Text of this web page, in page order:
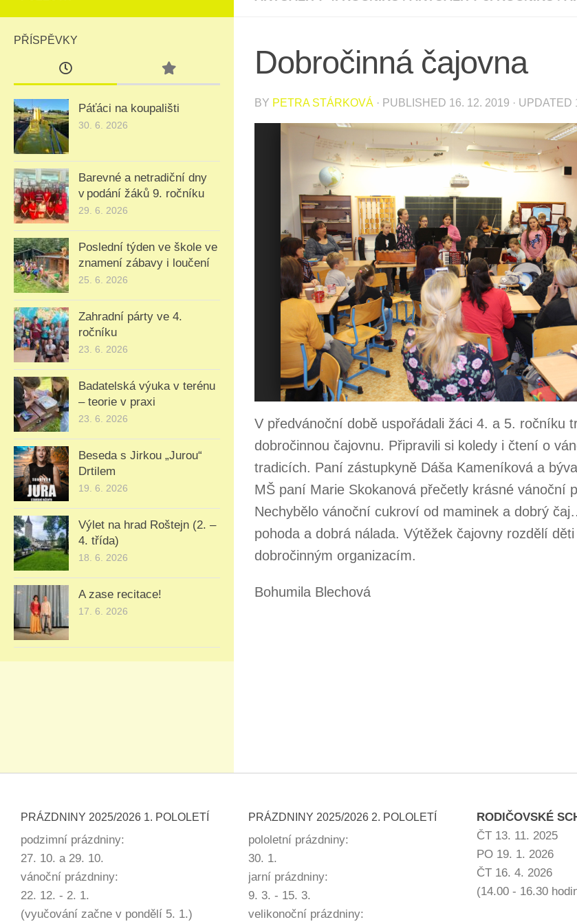
Dobročinná čajovna
BY PETRA STÁRKOVÁ · PUBLISHED 16. 12. 2019 · UPDATED
1 2 3 4 5 6 7
Next
V předvánoční době uspořádali žáci 4. a 5. ročníku
dobročinnou čajovnu. Připravili si koledy i čtení o
tradicích. Paní zástupkyně Dáša Kameníková a
MŠ paní Marie Skokanová přečetly krásné vánoční
Nechybělo vánoční cukroví od maminek a dobrý
pohoda a dobrá nálada. Výtěžek čajovny rozdělí děti
dobročinným organizacím.
Bohumila Blechová
PŘÍSPĚVKY
Páťáci na koupališti
30. 6. 2026
Barevné a netradiční dny
v podání žáků 9. ročníku
29. 6. 2026
Poslední týden ve škole ve
znamení zábavy i loučení
25. 6. 2026
Zahradní párty ve 4.
ročníku
23. 6. 2026
Badatelská výuka v terénu
– teorie v praxi
23. 6. 2026
Beseda s Jirkou „Jurou“
Drtilem
19. 6. 2026
Výlet na hrad Roštejn (2. –
4. třída)
18. 6. 2026
A zase recitace!
17. 6. 2026
PRÁZDNINY 2025/2026 1. POLOLETÍ
podzimní prázdniny:
27. 10. a 29. 10.
vánoční prázdniny:
22. 12. - 2. 1.
(vyučování začne v pondělí 5. 1.)
PRÁZDNINY 2025/2026 2. POLOLETÍ
pololetní prázdniny:
30. 1.
jarní prázdniny:
9. 3. - 15. 3.
velikonoční prázdniny:
RODIČOVSKÉ
ČT 13. 11. 2025
PO 19. 1. 2026
ČT 16. 4. 2026
(14.00 - 16.30